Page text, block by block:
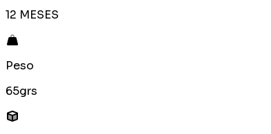
12 MESES
Peso
65grs